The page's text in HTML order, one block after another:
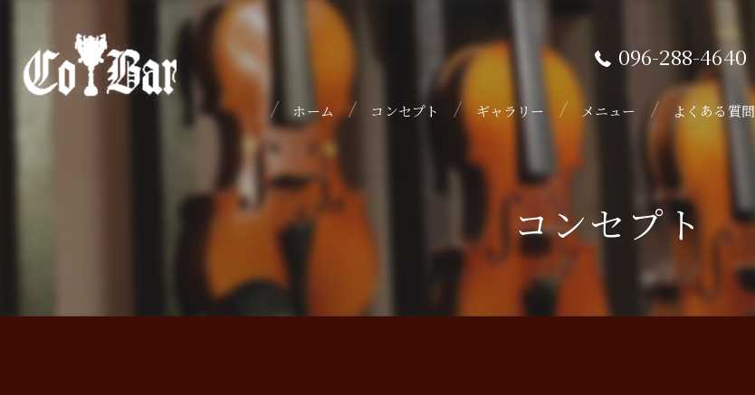
096-288-4640
ホーム コンセプト ギャラリー メニュー よくある質問
コンセプト